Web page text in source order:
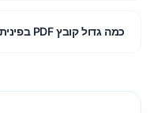
כמה גדול קובץ PDF בפינית אני יכול לתרגם?